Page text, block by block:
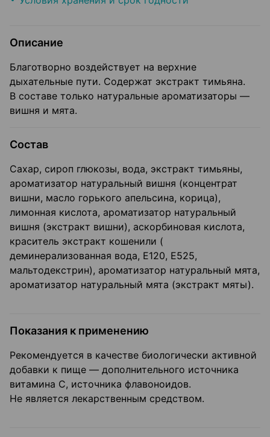
Описание
Благотворно воздействует на верхние
дыхательные пути. Содержат экстракт тимьяна.
В составе только натуральные ароматизаторы —
вишня и мята.
Состав
Сахар, сироп глюкозы, вода, экстракт тимьяны,
ароматизатор натуральный вишня (концентрат
вишни, масло горького апельсина, корица),
лимонная кислота, ароматизатор натуральный
вишня (экстракт вишни), аскорбиновая кислота,
краситель экстракт кошенили (
деминерализованная вода, Е120, Е525,
мальтодекстрин), ароматизатор натуральный мята,
ароматизатор натуральный мята (экстракт мяты).
Показания к применению
Рекомендуется в качестве биологически активной
добавки к пище — дополнительного источника
витамина С, источника флавоноидов.
Не является лекарственным средством.